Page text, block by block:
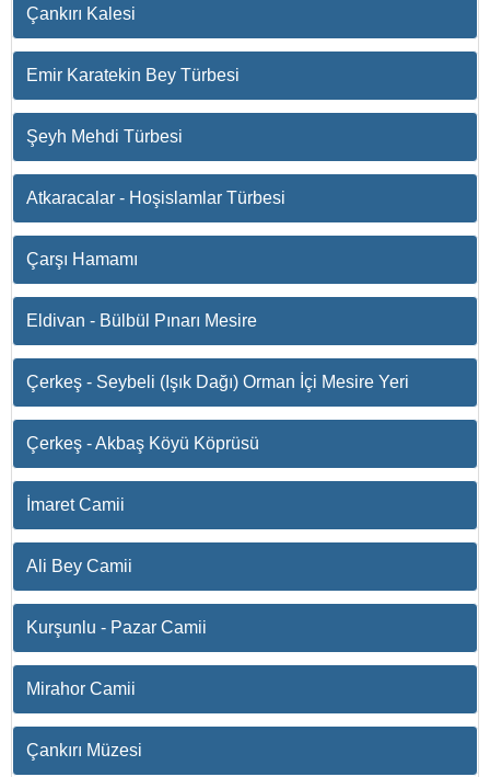
Çankırı Kalesi
Emir Karatekin Bey Türbesi
Şeyh Mehdi Türbesi
Atkaracalar - Hoşislamlar Türbesi
Çarşı Hamamı
Eldivan - Bülbül Pınarı Mesire
Çerkeş - Seybeli (Işık Dağı) Orman İçi Mesire Yeri
Çerkeş - Akbaş Köyü Köprüsü
İmaret Camii
Ali Bey Camii
Kurşunlu - Pazar Camii
Mirahor Camii
Çankırı Müzesi